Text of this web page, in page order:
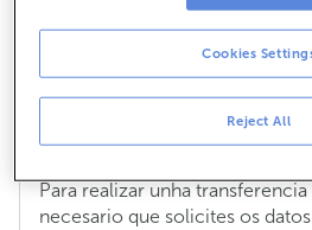
Quero enviar diñeiro á
fóra de España a través
transferencia internacional,
necesito?
Para realizar unha
necesario que solicites os
Reject All
Cookies